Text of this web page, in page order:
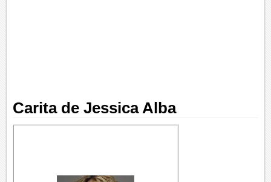
Carita de Jessica Alba